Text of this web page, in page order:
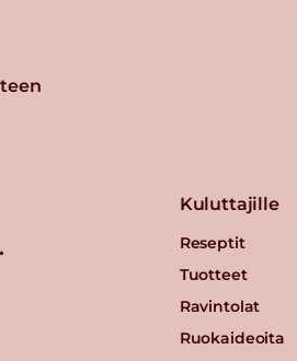
Kuluttajille
Reseptit
Tuotteet
Ravintolat
Ruokaideoita